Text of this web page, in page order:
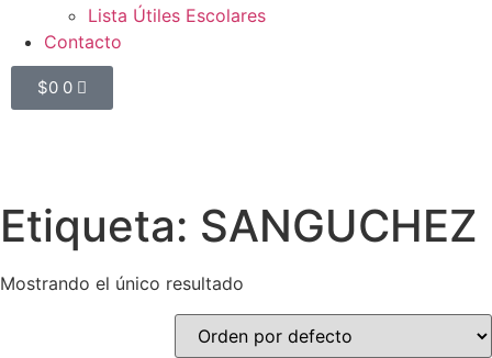
Lista Útiles Escolares
Contacto
$0 0
Etiqueta: SANGUCHEZ
Mostrando el único resultado